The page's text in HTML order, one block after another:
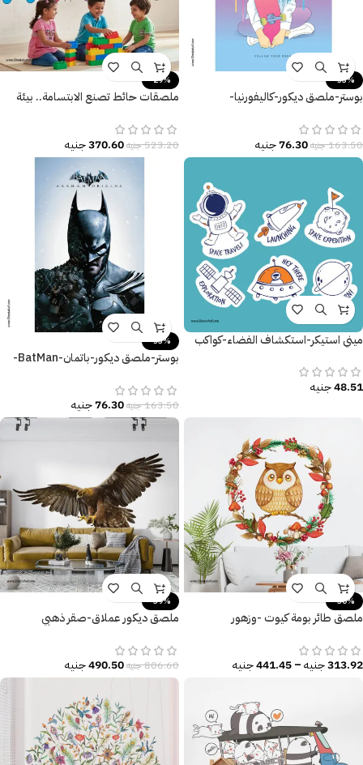
-53%
بوستر-ملصق ديكور-كاليفورنيا-
Dream
163.50جنيه76.30جنيه
-29%
ملصقات حائط تصنع الابتسامة.. بيئة
523.20جنيه370.60جنيه
ميني استيكر-استكشاف الفضاء-كواكب
48.51جنيه
-53%
بوستر-ملصق ديكور-باتمان-BatMan-
163.50جنيه76.30جنيه
-30%
ملصق طائر بومة كيوت -وزهور
313.92جنيه–
441.45جنيه
-39%
ملصق ديكور عملاق-صقر ذهبي
806.60جنيه490.50جنيه